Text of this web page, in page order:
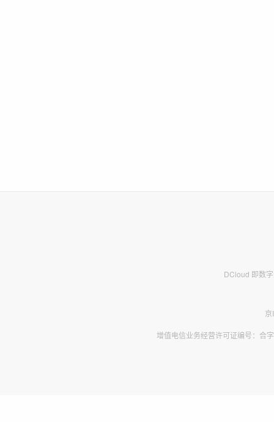
DCloud 即数
增值电信业务经营许可证编号：合